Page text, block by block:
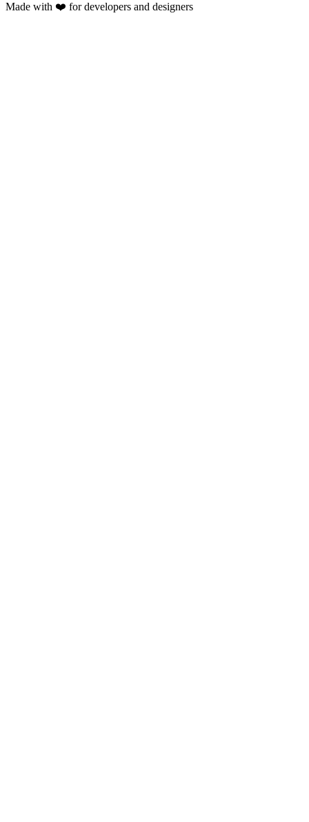
Made with ❤️ for developers and designers